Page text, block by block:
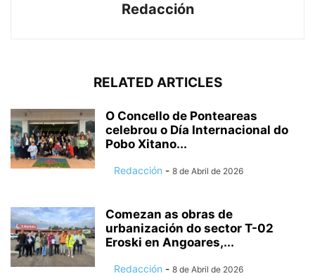
Redacción
RELATED ARTICLES
O Concello de Ponteareas
celebrou o Día Internacional do
Pobo Xitano...
Redacción - 8 de Abril de 2026
Comezan as obras de
urbanización do sector T-02
Eroski en Angoares,...
Redacción - 8 de Abril de 2026